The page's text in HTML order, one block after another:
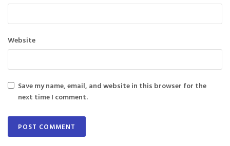
Website
Save my name, email, and website in this browser for the
next time I comment.